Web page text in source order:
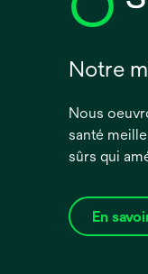
Notre
Nous
santé
sûrs qui
En